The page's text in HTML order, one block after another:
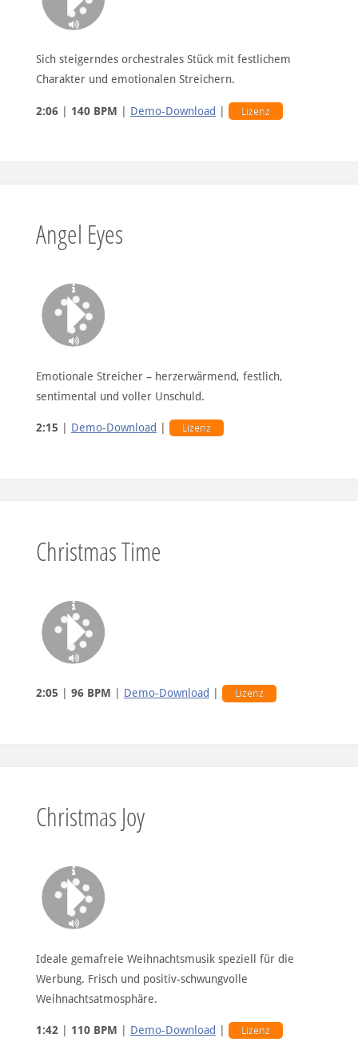
Sich steigerndes orchestrales Stück mit festlichem
Charakter und emotionalen Streichern.
2:06| 140 BPM | Demo-Download | Lizenz
Angel Eyes
Emotionale Streicher – herzerwärmend, festlich,
sentimental und voller Unschuld.
2:15 Demo-Download Lizenz
Christmas Time
2:05 96 BPM Demo-Download Lizenz
Christmas Joy
Ideale gemafreie Weihnachtsmusik speziell für die
Werbung. Frisch und positiv-schwungvolle
Weihnachtsatmosphäre.
1:42| 110 BPM Demo-Download Lizenz